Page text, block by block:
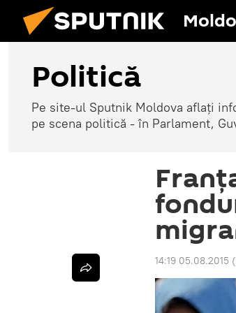
Politică
Pe site-ul Sputnik Moldova aflați
pe scena politică - în Parlament,
14:19 05.08.2015